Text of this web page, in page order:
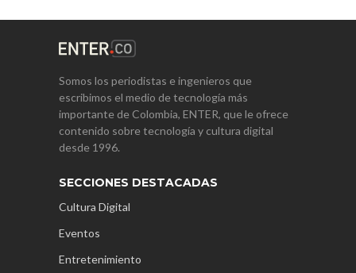
Somos los periodistas e ingenieros que
escribimos el medio de tecnología más
importante de Colombia, ENTER, que le ofrece
contenido sobre tecnología y cultura digital
desde 1996.
SECCIONES DESTACADAS
Cultura Digital
Eventos
Entretenimiento